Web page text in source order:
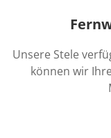
Unsere Stele
können wir